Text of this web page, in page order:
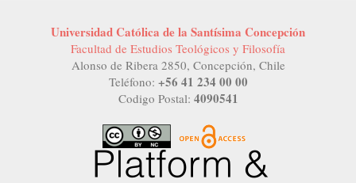
Universidad Católica de la Santísima Concepción
Facultad de Estudios Teológicos y Filosofía
Alonso de Ribera 2850, Concepción, Chile
Teléfono: +56 41 234 00 00
Codigo Postal: 4090541